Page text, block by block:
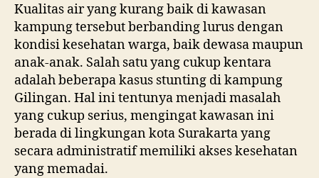
Kualitas air yang kurang baik di kawasan
kampung tersebut berbanding lurus dengan
kondisi kesehatan warga, baik dewasa maupun
anak-anak. Salah satu yang cukup kentara
adalah beberapa kasus stunting di kampung
Gilingan. Hal ini tentunya menjadi masalah
yang cukup serius, mengingat kawasan ini
berada di lingkungan kota Surakarta yang
secara administratif memiliki akses kesehatan
yang memadai.